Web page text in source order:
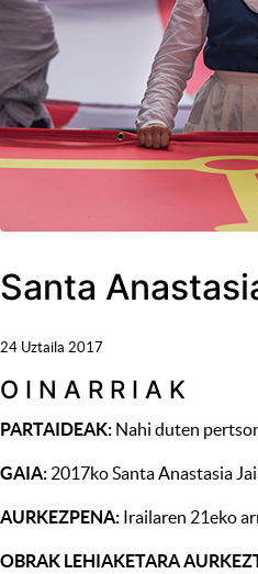
Santa
24 Uztaila 2017
O I N A R R I A K
PARTAIDEAK: Nahi duten
GAIA: 2017ko Santa Anastasia
AURKEZPENA: Irailaren 21eko
OBRAK LEHIAKETARA